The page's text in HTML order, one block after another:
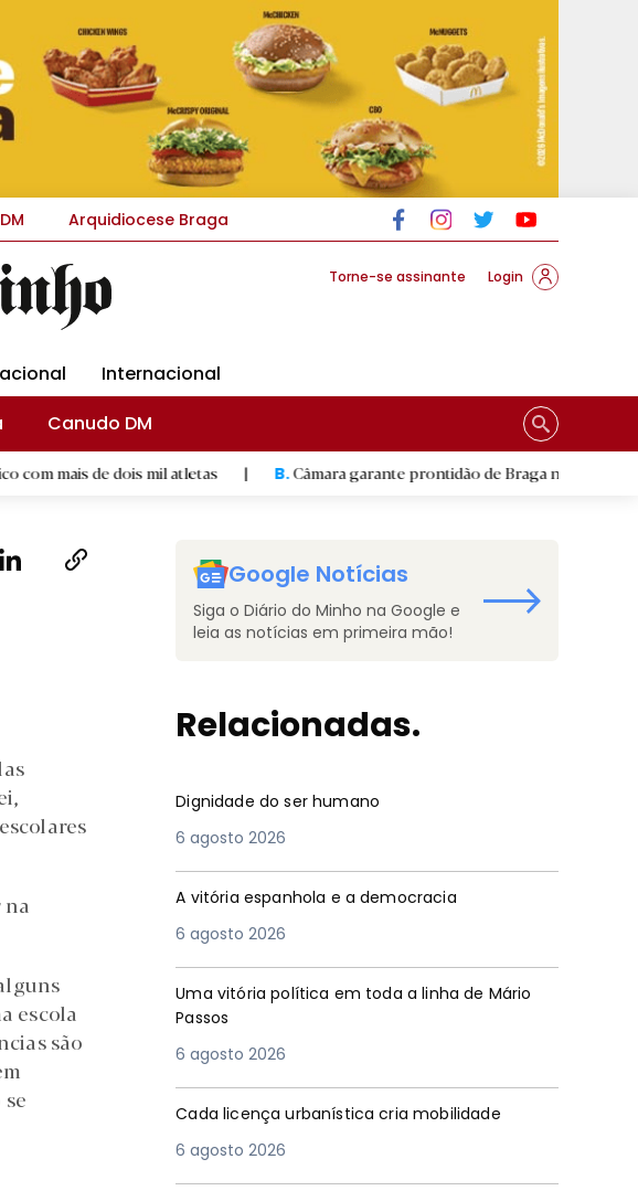
Arquidiocese Braga
Torne-se assinante Login
Internacional
Canudo DM
de dois mil atletas | B.Câmara garante prontidão de Braga no resgate animal
escola
são
Google Notícias
Siga o Diário do Minho na Google e
leia as notícias em primeira mão!
Relacionadas.
Dignidade do ser humano
6 agosto 2026
A vitória espanhola e a democracia
6 agosto 2026
Uma vitória política em toda a linha de Mário
Passos
6 agosto 2026
Cada licença urbanística cria mobilidade
6 agosto 2026